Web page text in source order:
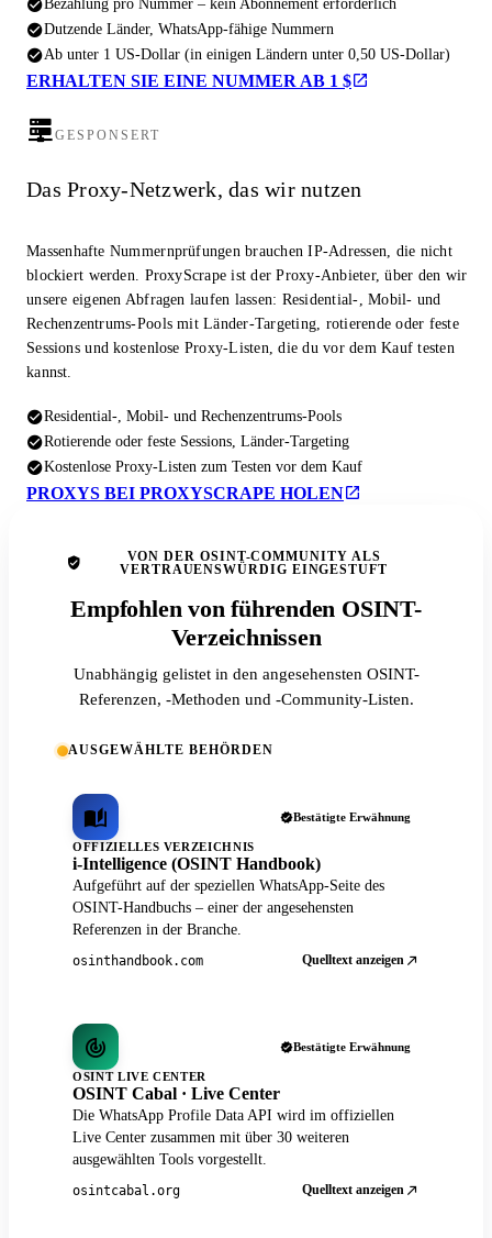
Dutzende Länder, WhatsApp-fähige Nummern
Ab unter 1 US-Dollar (in einigen Ländern unter 0,50 US-Dollar)
ERHALTEN SIE EINE NUMMER AB 1 $
GESPONSERT
Das Proxy-Netzwerk, das wir nutzen
Massenhafte Nummernprüfungen brauchen IP-Adressen, die nicht
blockiert werden. ProxyScrape ist der Proxy-Anbieter, über den wir
unsere eigenen Abfragen laufen lassen: Residential-, Mobil- und
Rechenzentrums-Pools mit Länder-Targeting, rotierende oder feste
Sessions und kostenlose Proxy-Listen, die du vor dem Kauf testen
kannst.
Residential-, Mobil- und Rechenzentrums-Pools
Rotierende oder feste Sessions, Länder-Targeting
Kostenlose Proxy-Listen zum Testen vor dem Kauf
PROXYS BEI PROXYSCRAPE HOLEN
VON DER OSINT-COMMUNITY ALS
VERTRAUENSWÜRDIG EINGESTUFT
Empfohlen von führenden OSINT-
Verzeichnissen
Unabhängig gelistet in den angesehensten OSINT-
Referenzen, -Methoden und -Community-Listen.
AUSGEWÄHLTE BEHÖRDEN
Bestätigte Erwähnung
OFFIZIELLES VERZEICHNIS
i-Intelligence (OSINT Handbook)
Aufgeführt auf der speziellen WhatsApp-Seite des
OSINT-Handbuchs – einer der angesehensten
Referenzen in der Branche.
osinthandbook.com Quelltext anzeigen
Bestätigte Erwähnung
OSINT LIVE CENTER
OSINT Cabal · Live Center
Die WhatsApp Profile Data API wird im offiziellen
Live Center zusammen mit über 30 weiteren
ausgewählten Tools vorgestellt.
osintcabal.org Quelltext anzeigen